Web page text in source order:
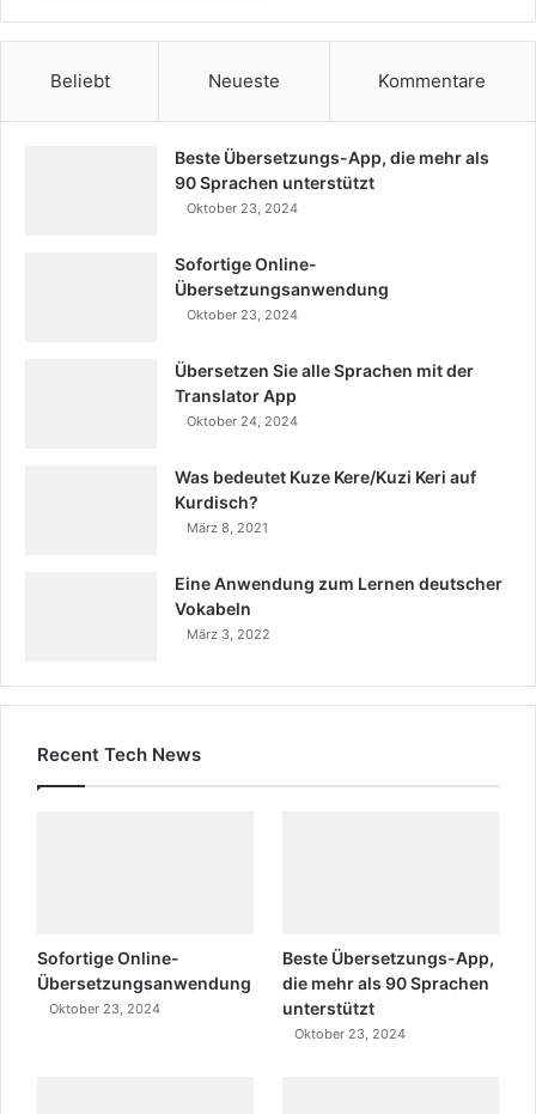
Beliebt Neueste Kommentare
Beste Übersetzungs-App, die mehr als
90 Sprachen unterstützt
Oktober 23, 2024
Sofortige Online-
Übersetzungsanwendung
Oktober 23, 2024
Übersetzen Sie alle Sprachen mit der
Translator App
Oktober 24, 2024
Was bedeutet Kuze Kere/Kuzi Keri auf
Kurdisch?
März 8, 2021
Eine Anwendung zum Lernen deutscher
Vokabeln
März 3, 2022
Recent Tech News
Sofortige Online-
Übersetzungsanwendung
Oktober 23, 2024
Beste Übersetzungs-App,
die mehr als 90 Sprachen
unterstützt
Oktober 23, 2024